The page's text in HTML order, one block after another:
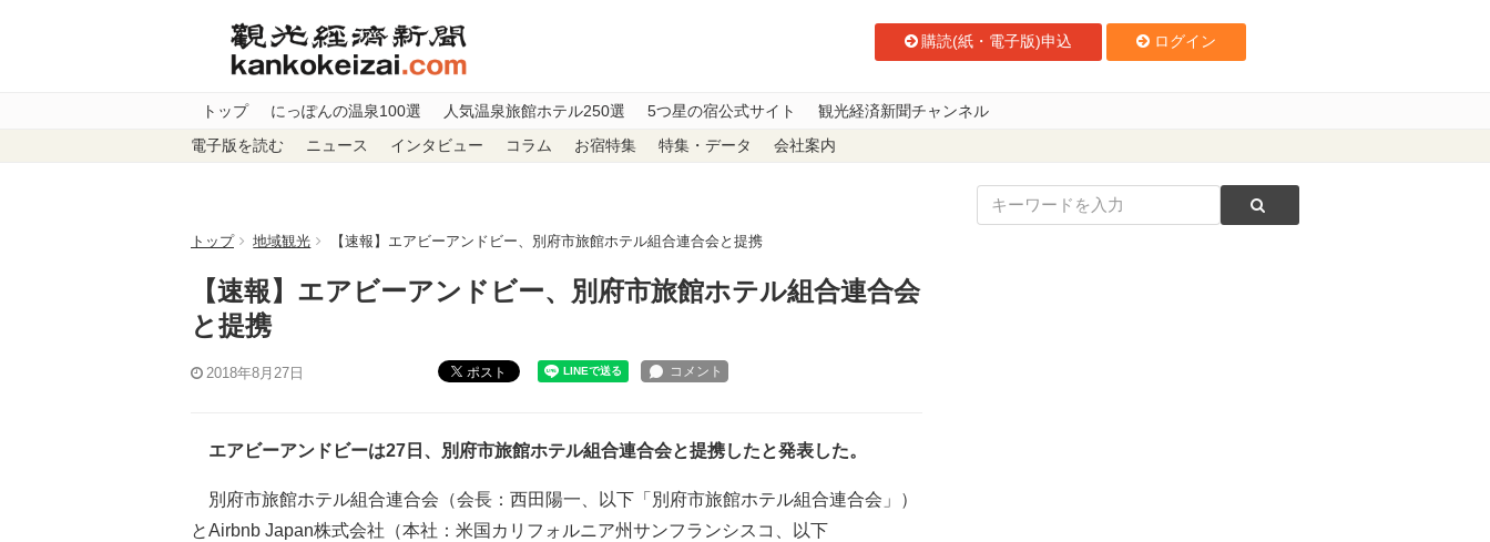
購読(紙・電子版)申込 ログイン
トップ にっぽんの温泉100選 人気温泉旅館ホテル250選 5つ星の宿公式サイト 観光経済新聞チャンネル
電子版を読む ニュース インタビュー コラム お宿特集 特集・データ 会社案内
トップ 地域観光 【速報】エアビーアンドビー、別府市旅館ホテル組合連合会と提携
【速報】エアビーアンドビー、別府市旅館ホテル組合連合会
と提携
2018年8月27日 ポスト
エアビーアンドビーは27日、別府市旅館ホテル組合連合会と提携したと発表した。
別府市旅館ホテル組合連合会（会長：西田陽一、以下「別府市旅館ホテル組合連合会」）
とAirbnb Japan株式会社（本社：米国カリフォルニア州サンフランシスコ、以下